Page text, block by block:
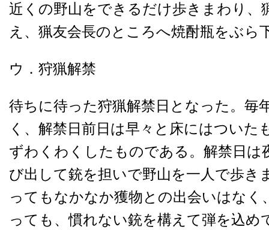
近くの野山をできるだけ歩きまわり、
え、猟友会長のところへ焼酎瓶をぶら
ウ．狩猟解禁
待ちに待った狩猟解禁日となった。毎
く、解禁日前日は早々と床にはついた
ずわくわくしたものである。解禁日は
び出して銃を担いで野山を一人で歩き
ってもなかなか獲物との出会いはなく
っても、慣れない銃を構えて弾を込め